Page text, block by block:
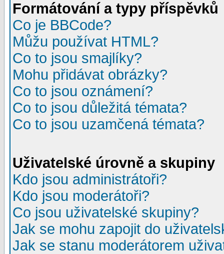
Formátování a typy příspěvků
Co je BBCode?
Můžu používat HTML?
Co to jsou smajlíky?
Mohu přidávat obrázky?
Co to jsou oznámení?
Co to jsou důležitá témata?
Co to jsou uzamčená témata?
Uživatelské úrovně a skupiny
Kdo jsou administrátoři?
Kdo jsou moderátoři?
Co jsou uživatelské skupiny?
Jak se mohu zapojit do
Jak se stanu moderátorem